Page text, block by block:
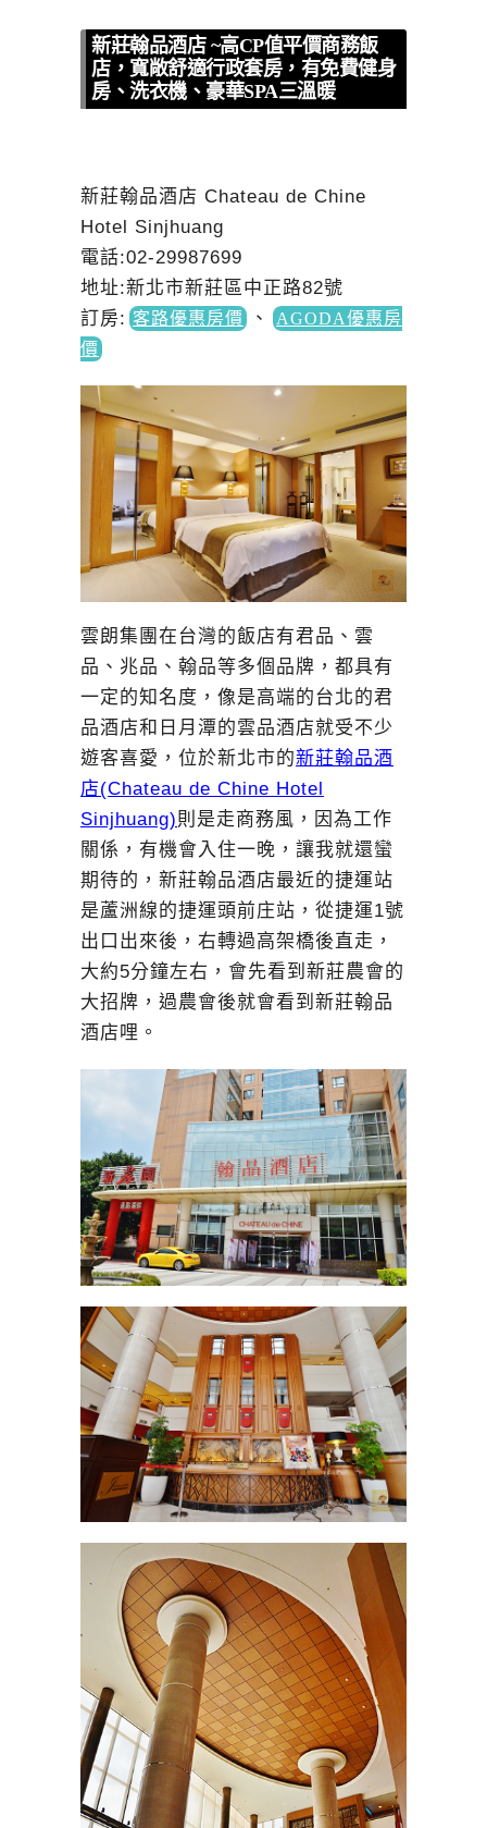
新莊翰品酒店 ~高CP值平價商務飯
店，寬敞舒適行政套房，有免費健身
房、洗衣機、豪華SPA三溫暖
新莊翰品酒店 Chateau de Chine
Hotel Sinjhuang
電話:02-29987699
地址:新北市新莊區中正路82號
訂房: 客路優惠房價 、
AGODA優惠房
價
雲朗集團在台灣的飯店有君品、雲
品、兆品、翰品等多個品牌，都具有
一定的知名度，像是高端的台北的君
品酒店和日月潭的雲品酒店就受不少
遊客喜愛，位於新北市的新莊翰品酒
店(Chateau de Chine Hotel
Sinjhuang)則是走商務風，因為工作
關係，有機會入住一晚，讓我就還蠻
期待的，新莊翰品酒店最近的捷運站
是蘆洲線的捷運頭前庄站，從捷運1號
出口出來後，右轉過高架橋後直走，
大約5分鐘左右，會先看到新莊農會的
大招牌，過農會後就會看到新莊翰品
酒店哩。